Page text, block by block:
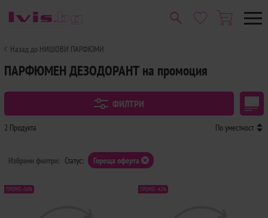
Назад до НИШОВИ ПАРФЮМИ
ПАРФЮМЕН ДЕЗОДОРАНТ на промоция
ФИЛТРИ
2 Продукта По уместност
Избрани филтри: Статус: Гореща оферта
ПРОМО -56% ПРОМО -42%